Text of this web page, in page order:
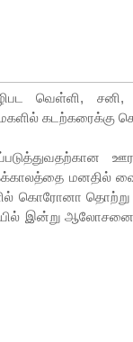
வெள்ளி, சனி,
கடற்கரைக்கு
மனதில்
கொரோனா
இன்று